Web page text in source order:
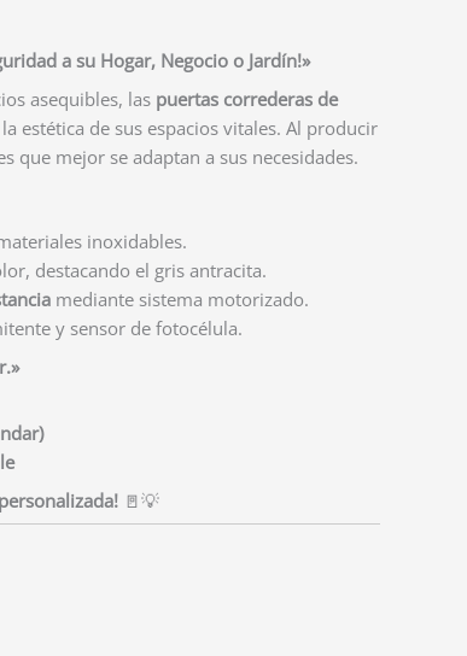
a su Hogar, Negocio o Jardín!»
asequibles, las puertas correderas de
estética de sus espacios vitales. Al producir
que mejor se adaptan a sus necesidades.
inoxidables.
destacando el gris antracita.
mediante sistema motorizado.
y sensor de fotocélula.
🚪💡